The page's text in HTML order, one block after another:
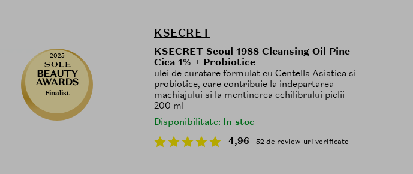
2025
Finalist
KSECRET
KSECRET Seoul 1988 Cleansing Oil Pine
Cica 1% + Probiotice
ulei de curatare formulat cu Centella Asiatica si
probiotice, care contribuie la indepartarea
machiajului si la mentinerea echilibrului pielii -
200 ml
Disponibilitate: In stoc
4,96 - 52 de review-uri verificate